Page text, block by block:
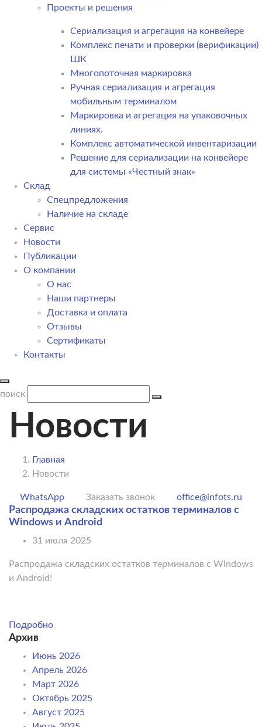
Проекты и решения
Сериализация и агрегация на конвейере
Комплекс печати и проверки (верификации)
ШК
Многопоточная маркировка
Ручная сериализация и агрегация
мобильным терминалом
Маркировка и агрегация на упаковочных
линиях.
Комплекс автоматической инвентаризации
Решение для сериализации на конвейере
для системы «Честный знак»
Склад
Спецпредложения
Наличие на складе
Сервис
Новости
Публикации
О компании
О нас
Наши партнеры
Доставка и оплата
Отзывы
Сертификаты
Контакты
поиск
Новости
Главная
Новости
WhatsApp Заказать звонок office@infots.ru
Распродажа складских остатков терминалов c
Windows и Android
31 июля 2025
Распродажа складских остатков терминалов c Windows
и Android!
Подробно
Архив
Июнь 2026
Апрель 2026
Март 2026
Октябрь 2025
Август 2025